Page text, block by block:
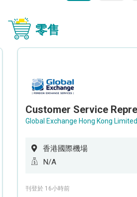
零售
Global Exchange Hong Kong Limited
香港國際機場
N/A
刊登於 16小時前